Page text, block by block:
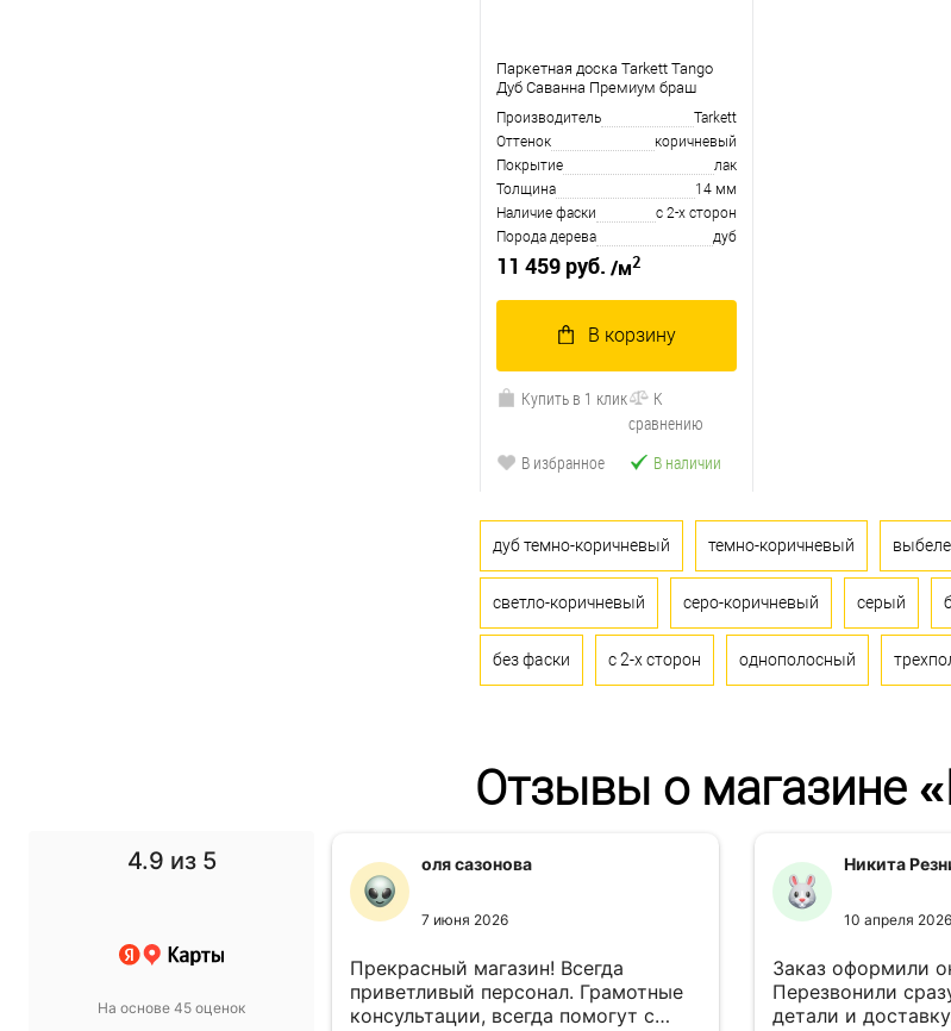
Паркетная доска Tarkett Tango
Дуб Саванна Премиум браш
Производитель
Tarkett
Оттенок
коричневый
Покрытие
лак
Толщина
14 мм
Наличие фаски
с 2-х сторон
Порода дерева
дуб
11 459 руб. /м2
В корзину
Купить в 1 клик
К
сравнению
В избранное
В наличии
дуб темно-коричневый темно-коричневый
светло-коричневый серо-коричневый серый
без фаски с 2-х сторон однополосный
Отзывы о магазине
4.9 из 5
На основе 45 оценок
просто супер!
какой хотели.
оля сазонова
7 июня 2026
Прекрасный магазин! Всегда
приветливый персонал. Грамотные
консультации, всегда помогут с
Никита
10 апреля 2026
Заказ оформили
Перезвонили
детали и